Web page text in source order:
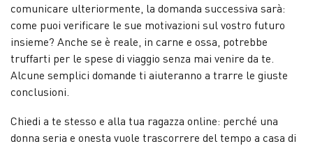
comunicare ulteriormente, la domanda successiva sarà:
come puoi verificare le sue motivazioni sul vostro futuro
insieme? Anche se è reale, in carne e ossa, potrebbe
truffarti per le spese di viaggio senza mai venire da te.
Alcune semplici domande ti aiuteranno a trarre le giuste
conclusioni.
Chiedi a te stesso e alla tua ragazza online: perché una
donna seria e onesta vuole trascorrere del tempo a casa di